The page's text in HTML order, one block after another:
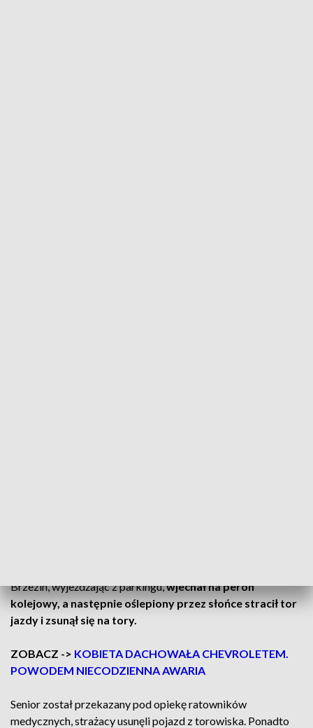
Brzezin, wyjeżdżając z parkingu,wjechał na peron
kolejowy, a następnie oślepiony przez słońce stracił tor
jazdy i zsunął się na tory.
ZOBACZ -> KOBIETA DACHOWAŁA CHEVROLETEM.
POWODEM NIECODZIENNA AWARIA
Senior został przekazany pod opiekę ratowników
medycznych, strażacy usunęli pojazd z torowiska. Ponadto